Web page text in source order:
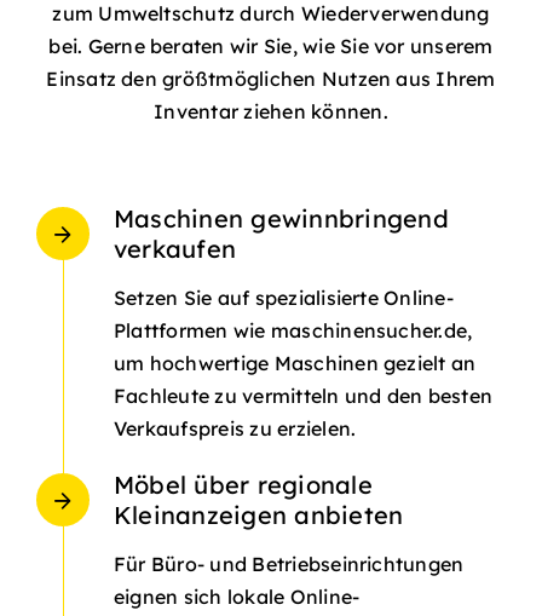
zum Umweltschutz durch Wiederverwendung
bei. Gerne beraten wir Sie, wie Sie vor unserem
Einsatz den größtmöglichen Nutzen aus Ihrem
Inventar ziehen können.
Maschinen gewinnbringend
verkaufen
Setzen Sie auf spezialisierte Online-
Plattformen wie maschinensucher.de,
um hochwertige Maschinen gezielt an
Fachleute zu vermitteln und den besten
Verkaufspreis zu erzielen.
Möbel über regionale
Kleinanzeigen anbieten
Für Büro- und Betriebseinrichtungen
eignen sich lokale Online-